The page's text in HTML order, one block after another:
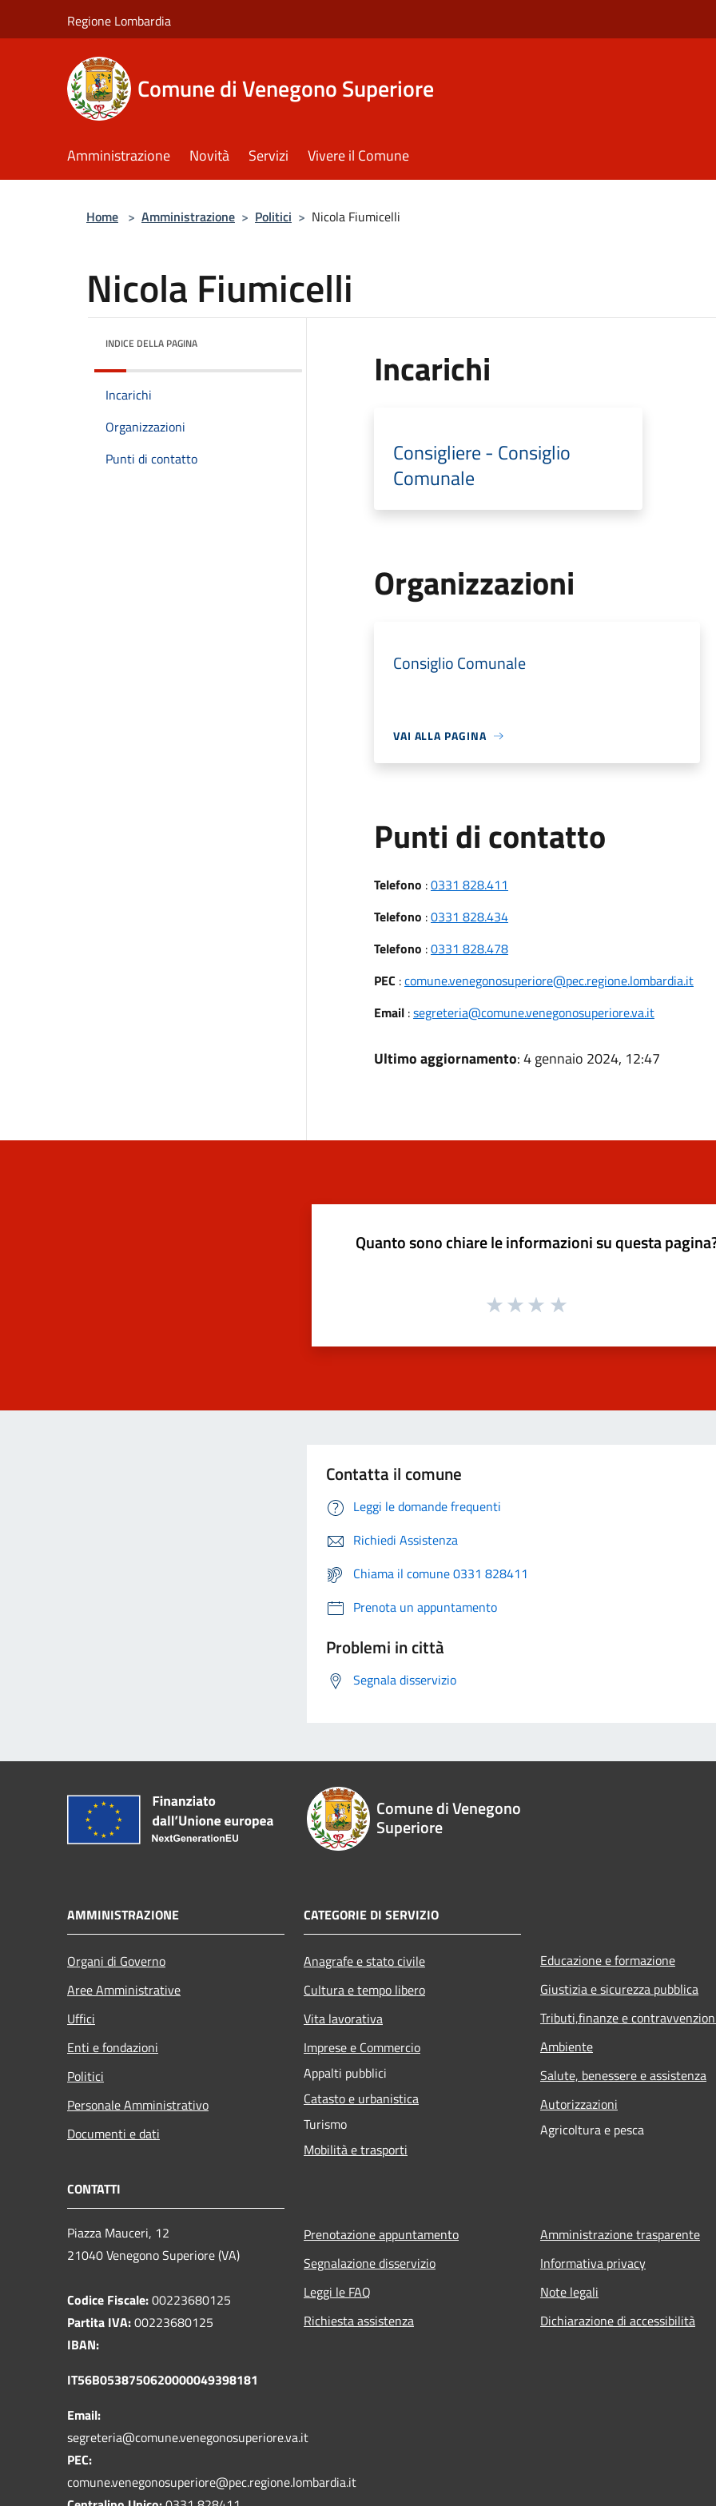
Regione Lombardia
Comune di Venegono Superiore
Amministrazione Novità Servizi Vivere il Comune
Home > Amministrazione > Politici > Nicola Fiumicelli
Nicola Fiumicelli
INDICE DELLA PAGINA
Incarichi
Organizzazioni
Punti di contatto
Incarichi
Consigliere - Consiglio
Comunale
Organizzazioni
Consiglio Comunale
VAI ALLA PAGINA
Punti di contatto
Telefono :0331 828.411
Telefono :0331 828.434
Telefono :0331 828.478
PEC :comune.venegonosuperiore@pec.regione.lombardia.it
Email:segreteria@comune.venegonosuperiore.va.it
Ultimo aggiornamento: 4 gennaio 2024, 12:47
Quanto sono chiare le informazioni su questa
Contatta il comune
Leggi le domande frequenti
Richiedi Assistenza
Chiama il comune 0331 828411
Prenota un appuntamento
Problemi in città
Segnala disservizio
Comune di Venegono
Superiore
AMMINISTRAZIONE
Organi di Governo
Aree Amministrative
Uffici
Enti e fondazioni
Politici
Personale Amministrativo
Documenti e dati
CATEGORIE DI SERVIZIO
Anagrafe e stato civile
Cultura e tempo libero
Vita lavorativa
Imprese e Commercio
Appalti pubblici
Catasto e urbanistica
Turismo
Mobilità e trasporti
Educazione e formazione
Giustizia e sicurezza pubblica
Tributi,finanze e
Ambiente
Salute, benessere e assistenza
Autorizzazioni
Agricoltura e pesca
CONTATTI
Piazza Mauceri, 12
21040 Venegono Superiore (VA)
Codice Fiscale:00223680125
Partita IVA:00223680125
IBAN:
IT56B0538750620000049398181
Email:
segreteria@comune.venegonosuperiore.va.it
PEC:
comune.venegonosuperiore@pec.regione.lombardia.it
Prenotazione appuntamento
Segnalazione disservizio
Leggi le FAQ
Richiesta assistenza
Amministrazione trasparente
Informativa privacy
Note legali
Dichiarazione di accessibilità